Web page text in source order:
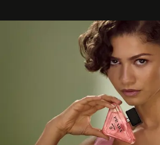
émerveillement.